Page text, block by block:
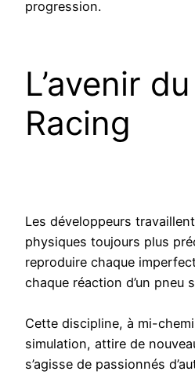
progression.
L’avenir
Racing
Les développeurs
physiques toujours plus
reproduire chaque
chaque réaction d’un pneu
Cette discipline, à mi-
simulation, attire de
s’agisse de passionnés